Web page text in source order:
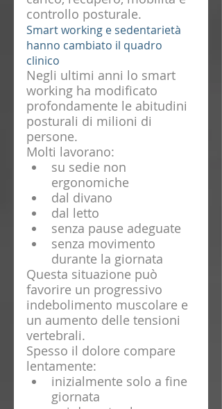
controllo posturale.
Smart working e sedentarietà
hanno cambiato il quadro
clinico
Negli ultimi anni lo smart
working ha modificato
profondamente le abitudini
posturali di milioni di
persone.
Molti lavorano:
su sedie non
ergonomiche
dal divano
dal letto
senza pause adeguate
senza movimento
durante la giornata
Questa situazione può
favorire un progressivo
indebolimento muscolare e
un aumento delle tensioni
vertebrali.
Spesso il dolore compare
lentamente:
inizialmente solo a fine
giornata